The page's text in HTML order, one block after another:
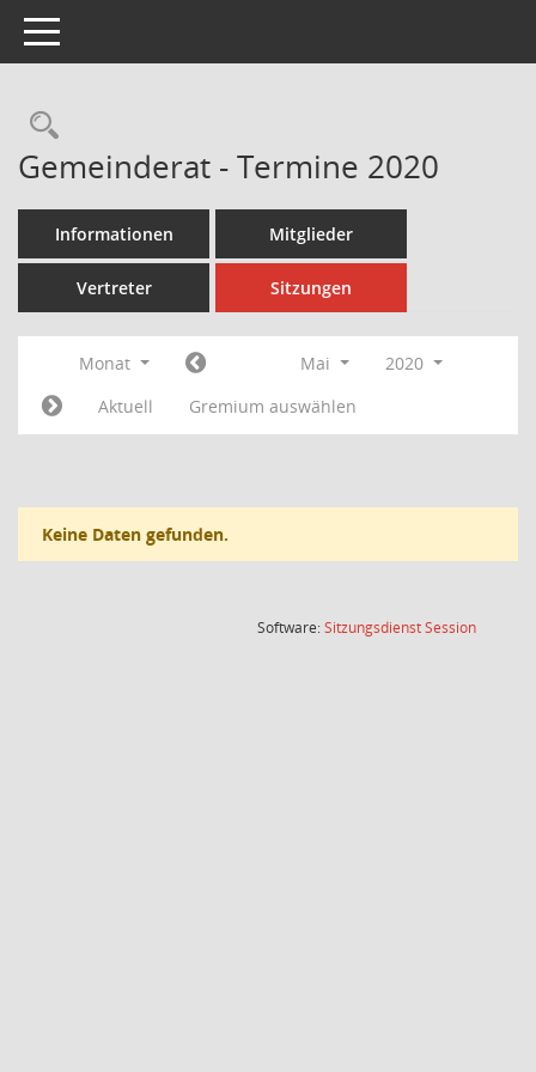
Toggle navigation
Rechercheauswahl
Gemeinderat - Termine 2020
Informationen Mitglieder
Vertreter Sitzungen
Monat Mai
2020
Aktuell
Gremium auswählen
Keine Daten gefunden.
Software:SitzungsdienstSession(Wird in